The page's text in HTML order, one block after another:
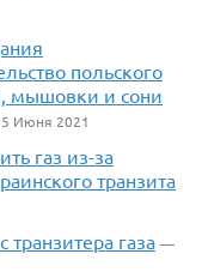
польского
мышовки и сони
Июня 2021
газ из-за
транзита
транзитера газа —